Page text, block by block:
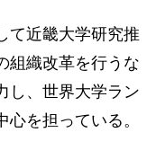
て近畿大学研究推
組織改革を行うな
し、世界大学ラン
を担っている。